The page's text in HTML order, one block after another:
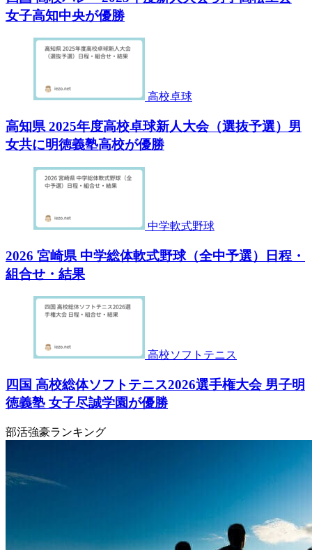
女子高知中央が優勝
高校卓球
高知県 2025年度高校卓球新人大会（選抜予選）男
女共に明徳義塾高校が優勝
中学軟式野球
2026 宮崎県 中学総体軟式野球（全中予選）日程・
組合せ・結果
高校ソフトテニス
四国 高校総体ソフトテニス2026選手権大会 男子明
徳義塾 女子尽誠学園が優勝
部活強豪ランキング